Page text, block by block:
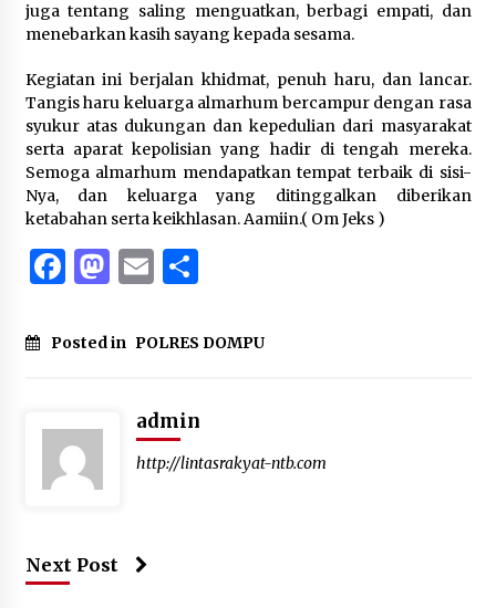
juga tentang saling menguatkan, berbagi empati, dan
menebarkan kasih sayang kepada sesama.
Kegiatan ini berjalan khidmat, penuh haru, dan lancar.
Tangis haru keluarga almarhum bercampur dengan rasa
syukur atas dukungan dan kepedulian dari masyarakat
serta aparat kepolisian yang hadir di tengah mereka.
Semoga almarhum mendapatkan tempat terbaik di sisi-
Nya, dan keluarga yang ditinggalkan diberikan
ketabahan serta keikhlasan. Aamiin.( Om Jeks )
Facebook
Mastodon
EmailShare
Posted in POLRES DOMPU
admin
http://lintasrakyat-ntb.com
Next Post